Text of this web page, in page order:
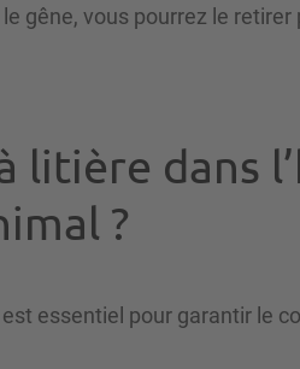
gêne, vous pourrez le
litière dans
?
essentiel pour garantir le